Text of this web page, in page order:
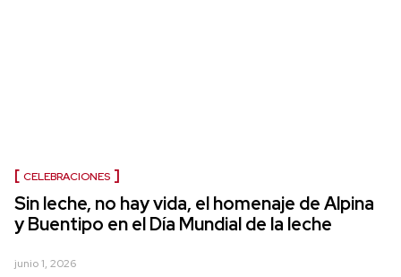
CELEBRACIONES
Sin leche, no hay vida, el homenaje de Alpina
y Buentipo en el Día Mundial de la leche
junio 1, 2026